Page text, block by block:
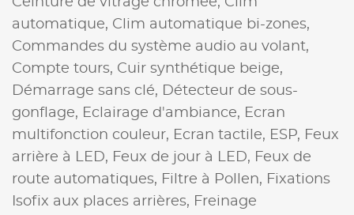
automatique, Clim automatique bi-zones,
Commandes du système audio au volant,
Compte tours, Cuir synthétique beige,
Démarrage sans clé,
Détecteur de sous-
gonflage, Eclairage d'ambiance, Ecran
multifonction couleur, Ecran tactile, ESP, Feux
arrière à LED, Feux de jour à LED, Feux de
route automatiques, Filtre à Pollen, Fixations
Isofix aux places arrières, Freinage